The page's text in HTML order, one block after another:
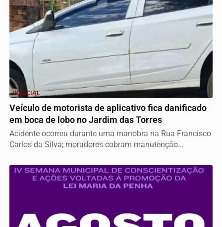
POLICIAL
Veículo de motorista de aplicativo fica danificado
em boca de lobo no Jardim das Torres
Acidente ocorreu durante uma manobra na Rua Francisco
Carlos da Silva; moradores cobram manutenção...